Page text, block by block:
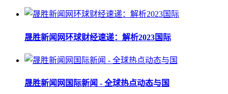
晟胜新闻网环球财经速递：解析2023国际
晟胜新闻网国际新闻 - 全球热点动态与国